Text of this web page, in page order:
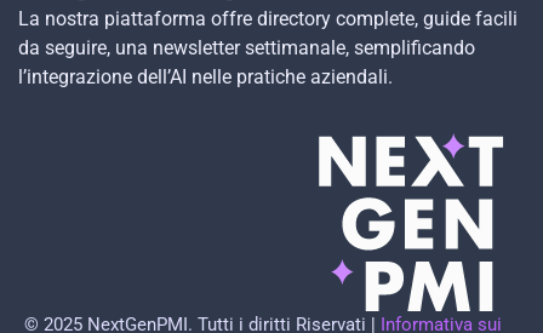
La nostra piattaforma offre directory complete, guide facili
da seguire, una newsletter settimanale, semplificando
l’integrazione dell’AI nelle pratiche aziendali.
© 2025 NextGenPMI. Tutti i diritti Riservati | Informativa sui